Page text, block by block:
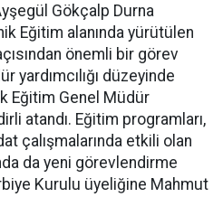
Gökçalp Durna
Eğitim alanında yürütülen
önemli bir görev
yardımcılığı düzeyinde
Eğitim Genel Müdür
atandı. Eğitim programları,
çalışmalarında etkili olan
da yeni görevlendirme
Kurulu üyeliğine Mahmut